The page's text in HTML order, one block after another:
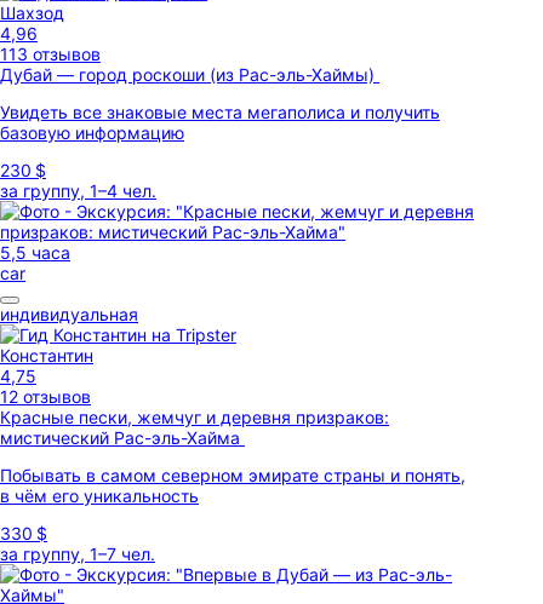
Шахзод
4,96
113 отзывов
Дубай — город роскоши (из Рас-эль-Хаймы)
Увидеть все знаковые места мегаполиса и получить
базовую информацию
230 $
за группу, 1–4 чел.
5,5 часа
car
индивидуальная
Константин
4,75
12 отзывов
Красные пески, жемчуг и деревня призраков:
мистический Рас-эль-Хайма
Побывать в самом северном эмирате страны и понять,
в чём его уникальность
330 $
за группу, 1–7 чел.